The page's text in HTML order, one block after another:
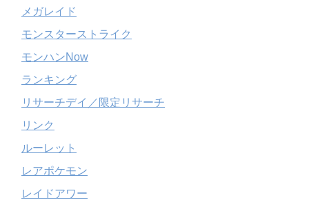
メガレイド
モンスターストライク
モンハンNow
ランキング
リサーチデイ／限定リサーチ
リンク
ルーレット
レアポケモン
レイドアワー